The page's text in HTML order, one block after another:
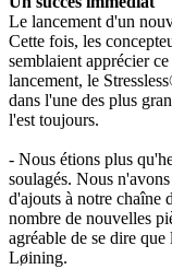
Le lancement d'un
Cette fois, les
semblaient apprécier
lancement, le
dans l'une des plus
l'est toujours.
- Nous étions plus
soulagés. Nous
d'ajouts à notre chaîne
nombre de nouvelles
agréable de se dire
Løining.